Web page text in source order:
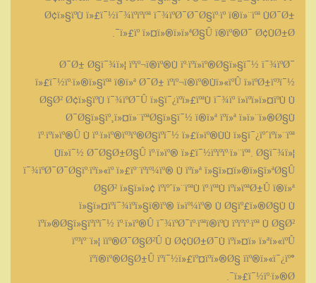
Ø¢ï»§ïºÙ ï»£ï¯½ï¯¾ïºïºïºª ï¯¾ïºØ¯Ø¯Ø§ïº·ïº ï®ï»¨ïºª ÙØ¯Ø±
ï»£ïº ï»¤ï»®ï»ï»ªØ§Û ï®ïº®Ø¯ Ø¢ÙØ±Ø¯.
Ø¯Ø± Ø§ï¯¾ï»¦ ïºïº¬ï®ïº®Ù ïº·ïºï»ïº®Ø§ï»§ï¯½ ï¯¾ïºØ¯
ï»£ï¯½ïº·ï»®ï»§ïºª ï®ï»ª Ø¯Ø± ïºïº¬ï®ïº®Ùï»«ïºÛ ï»ïºØ±ïº³ï¯½
Ø§Ø² Ø¢ï»§ïºÙ ï¯¾ïºØ¯Û ï»§ï¯¿ïºï»£ïºªÙ ï¯¾ïº ï»ïºï»ï»¤ïºÙ Ù
Ø¯Ø§ï»§ïº¸ï»¤ï»¨ïºªØ§ï»§ï¯½ ï®ï»ª ïºï»ª ï»ï»¨ï»®Ø§Ù
ïº·ïºï»ïº®Û Ù ïº·ï»ïº®ïº³ïº®Ø§ïºï¯½ ï»£ï»ïº®ÙÙ ï»§ï¯¿ïº´ïºï»¨ïºª
Ùï»ï¯½ Ø¯Ø§Ø±Ø§Û ïº·ï»ïº® ï»£ï¯½ïºïºïº·ï»¨ïºª. Ø§ï¯¾ï»¦
ï¯¾ïºØ¯Ø¯Ø§ïº·ïºï»«ïº ï»£ïº¨ïºïº¼ïº® Ù ïºï»ª ï»§ï»¤ï»®ï»§ï»ªØ§Û
Ø§Ø² ï»§ï»ï»¢ ïºïº´ï»¨ïºªÙ ïº·ïºªÙ ïºï»ïºªØ±Û ï®ï»ª
ï»§ï»¤ïºï¯¾ïºï»§ï®ïº® ï»ïº¼ïº® Ù Ø§ïº£ï»®Ø§Ù Ù
ïºï»®Ø§ï»§ïºïºï¯½ ïº·ï»ïº®Û ï¯¾ïºØ¯ïº·ïºªï®ïºÙ ïºïºïº·ïºª Ù Ø§Ø²
ïº³ïº¨ï»¦ ï­ïº®Ø¯Ø§Ø²Û Ù Ø¢ÙØ±Ø¯Ù ïºï»¤ï» ï»ªï»«ïºÛ
ïºï®ïº®Ø§Ø±Û ïºï¯½ï»£ïº¤ïºï»®Ø§ ï­ïº®ï»«ï¯¿ïº°
ï»£ï¯½ïº·ï»®Ø¯.